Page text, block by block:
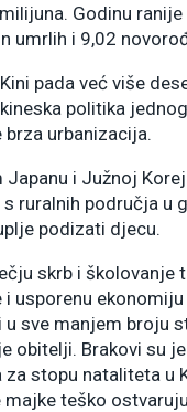
Godinu
umrlih i 9,02
pada već više
politika
urbanizacija.
Japanu i Južnoj
ruralnih područja u
podizati djecu.
skrb i školovanje
i usporenu
sve manjem broju
obitelji. Brakovi su
stopu nataliteta u
teško